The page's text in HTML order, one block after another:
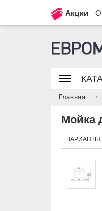
Акции О
Главная
Мойка